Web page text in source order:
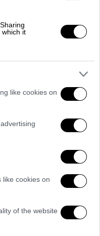
which it
like cookies on
like cookies on
of the website
«με
πως
από
βάσει
για
στο